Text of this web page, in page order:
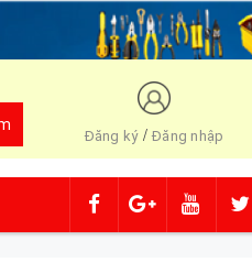
Đăng ký/Đăng nhập